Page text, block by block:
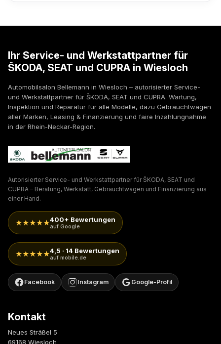
Ihr Service- und Werkstattpartner für
ŠKODA, SEAT und CUPRA in Wiesloch
Automobilsalon Bellemann in Wiesloch – autorisierter Service-
und Werkstattpartner für ŠKODA, SEAT und CUPRA. Wartung,
Inspektion und Reparatur für alle Modelle, dazu Gebrauchtwagen
aller Marken, Leasing & Finanzierung und faire Inzahlungnahme
in der Rhein-Neckar-Region.
Autorisierter Service- und Werkstattpartner für ŠKODA, SEAT und
CUPRA – Beratung, Werkstatt, Gebrauchtwagen und Finanzierung aus
einer Hand.
★★★★★400+ Bewertungen
auf Google
★★★★★4,5 · 14 Bewertungen
auf mobile.de
Facebook Instagram Google-Profil
Kontakt
Neues Sträßel 5
69168 Wiesloch